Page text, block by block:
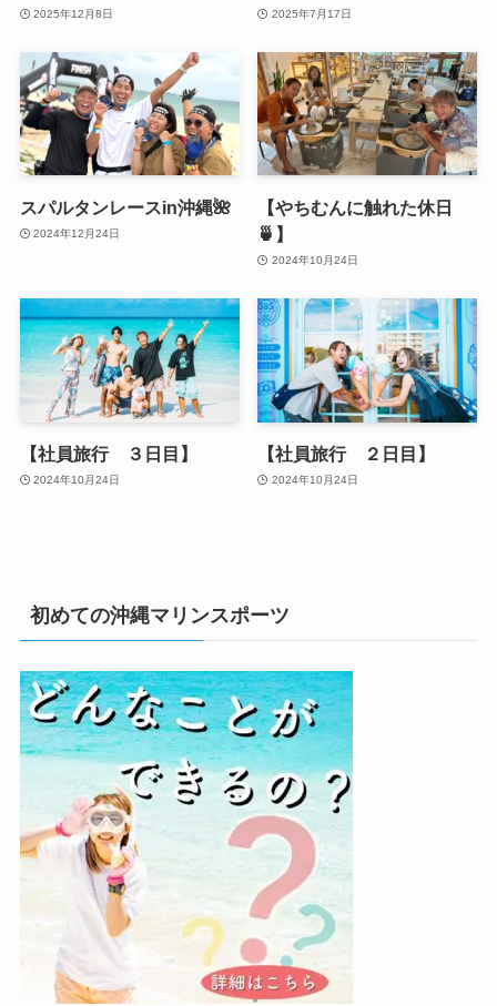
2025年12月8日 2025年7月17日
スパルタンレースin沖縄🌺
2024年12月24日
【やちむんに触れた休日
🍵】
2024年10月24日
【社員旅行 ３日目】
2024年10月24日
【社員旅行 ２日目】
2024年10月24日
初めての沖縄マリンスポーツ